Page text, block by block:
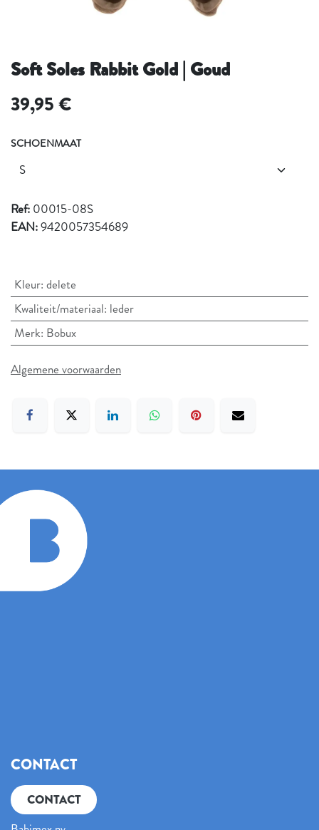
Soft Soles Rabbit Gold | Goud
39,95€
SCHOENMAAT
Ref: 00015-08S
EAN:9420057354689
Kleur: delete
Kwaliteit/materiaal: leder
Merk: Bobux
Algemene voorwaarden
CONTACT
CONTACT